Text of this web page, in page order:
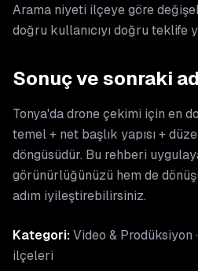
Arama niyeti ilçeye göre
doğru kullanıcıyı doğru teklife
Sonuç ve sonraki
Tonya'da drone çekimi için en
temel + net başlık yapısı +
döngüsüdür. Bu rehberi
görünürlüğünüzü hem de
adım iyileştirebilirsiniz.
Kategori:Video & Prodüksiyon ·
ilçeleri